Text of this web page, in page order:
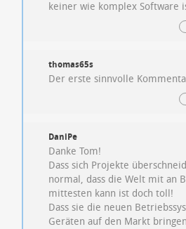
keiner wie komplex Software
thomas65s
Der erste sinnvolle
DaniPe
Danke Tom!
Dass sich Projekte
normal, dass die Welt mit an
mittesten kann ist doch toll!
Dass sie die neuen
Geräten auf den Markt